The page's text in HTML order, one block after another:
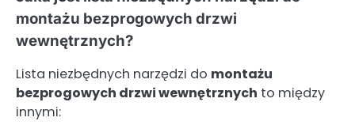
montażu bezprogowych drzwi
wewnętrznych?
Lista niezbędnych narzędzi do montażu
bezprogowych drzwi wewnętrznych to między
innymi: